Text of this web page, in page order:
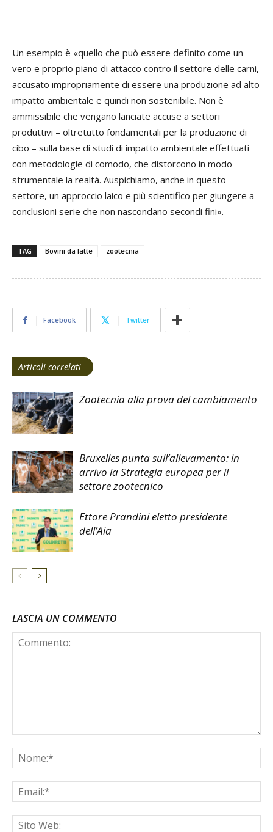
Un esempio è «quello che può essere definito come un
vero e proprio piano di attacco contro il settore delle carni,
accusato impropriamente di essere una produzione ad alto
impatto ambientale e quindi non sostenibile. Non è
ammissibile che vengano lanciate accuse a settori
produttivi – oltretutto fondamentali per la produzione di
cibo – sulla base di studi di impatto ambientale effettuati
con metodologie di comodo, che distorcono in modo
strumentale la realtà. Auspichiamo, anche in questo
settore, un approccio laico e più scientifico per giungere a
conclusioni serie che non nascondano secondi fini».
TAG Bovini da latte zootecnia
Facebook Twitter
Articoli correlati
Zootecnia alla prova del cambiamento
Bruxelles punta sull’allevamento: in
arrivo la Strategia europea per il
settore zootecnico
Ettore Prandini eletto presidente
dell’Aia
LASCIA UN COMMENTO